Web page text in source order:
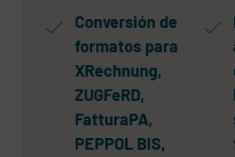
Conversión de
formatos para
XRechnung,
ZUGFeRD,
FatturaPA,
PEPPOL BIS,